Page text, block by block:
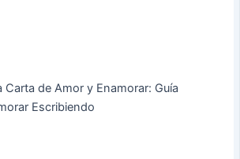
Carta de Amor y Enamorar: Guía
Escribiendo